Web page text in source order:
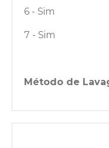
6 - Sim
7 - Sim
Método de